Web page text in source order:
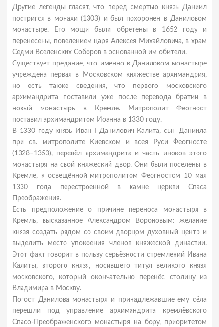
Другие легенды гласят, что перед смертью князь Даниил
постригся в монахи (1303) и был похоронен в Даниловом
монастыре. Его мощи были обретены в 1652 году и
перенесены, повелением царя Алексея Михайловича, в храм
Седми Вселенских Соборов в основанной им обители.
Существует предание, что именно в Даниловом монастыре
учреждена первая в Московском княжестве архимандрия,
но есть также сведения, что первого московского
архимандрита поставили уже после перевода братии в
новый монастырь в Кремле. Митрополит Феогност
поставил архимандритом Иоанна в 1330 году.
В 1330 году князь Иван I Данилович Калита, сын Даниила
при св. митрополите Киевском и всея Руси Феогносте
(1328–1353), перевёл архимандрита и часть иноков этого
монастыря на свой княжеский двор. Они были поселены в
Кремле, к освещённой митрополитом Феогностом 10 мая
1330 года перестроенной в камне церкви Спаса
Преображения.
Есть предположение о причине переноса монастыря в
Кремль, высказанное Александром Вороновым: желание
князя создать рядом со своим дворцом духовный центр и
выделить место упокоения членов княжеской династии.
Этот факт говорит в пользу серьёзности стремлений Ивана
Калиты, второго князя, носившего титул великого князя
московского, который окончательно перенёс столицу из
Владимира в Москву.
Погост Данилова монастыря и принадлежавшие ему сёла
перешли под управление архимандрита кремлёвского
Спасо-Преображенского монастыря на бору, приоритетом